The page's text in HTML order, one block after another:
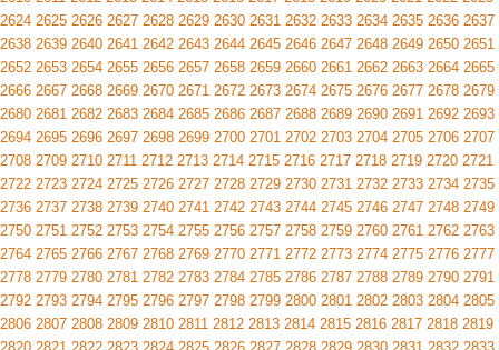
2624 2625 2626 2627 2628 2629 2630 2631 2632 2633 2634 2635 2636 2637
2638 2639 2640 2641 2642 2643 2644 2645 2646 2647 2648 2649 2650 2651
2652 2653 2654 2655 2656 2657 2658 2659 2660 2661 2662 2663 2664 2665
2666 2667 2668 2669 2670 2671 2672 2673 2674 2675 2676 2677 2678 2679
2680 2681 2682 2683 2684 2685 2686 2687 2688 2689 2690 2691 2692 2693
2694 2695 2696 2697 2698 2699 2700 2701 2702 2703 2704 2705 2706 2707
2708 2709 2710 2711 2712 2713 2714 2715 2716 2717 2718 2719 2720 2721
2722 2723 2724 2725 2726 2727 2728 2729 2730 2731 2732 2733 2734 2735
2736 2737 2738 2739 2740 2741 2742 2743 2744 2745 2746 2747 2748 2749
2750 2751 2752 2753 2754 2755 2756 2757 2758 2759 2760 2761 2762 2763
2764 2765 2766 2767 2768 2769 2770 2771 2772 2773 2774 2775 2776 2777
2778 2779 2780 2781 2782 2783 2784 2785 2786 2787 2788 2789 2790 2791
2792 2793 2794 2795 2796 2797 2798 2799 2800 2801 2802 2803 2804 2805
2806 2807 2808 2809 2810 2811 2812 2813 2814 2815 2816 2817 2818 2819